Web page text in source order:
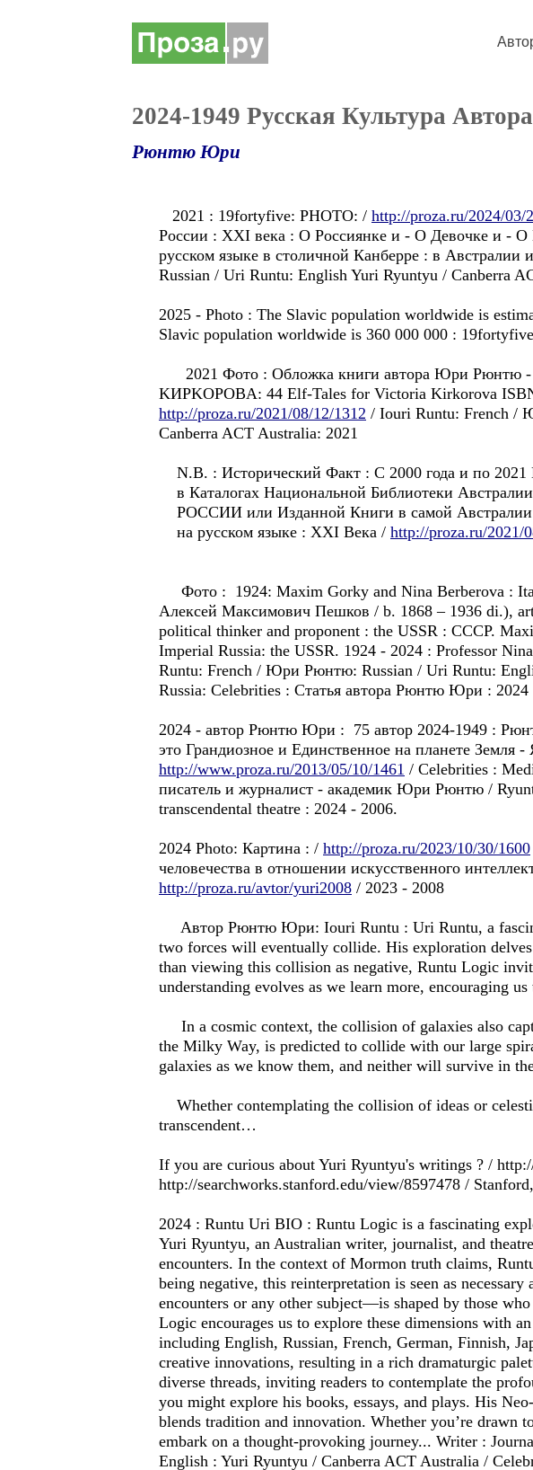
2024-1949 Русскaя Культура
Рюнтю Юри
2021 : 19fortyfive: PHOTO: / http://proza.ru/2024/03/
России : XXI века : О Россиянке и - О Девочке и -
русском языке в столичной Канберре : в
Russian / Uri Runtu: English Yuri Ryuntyu / Canberra
2025 - Photo : The Slavic population worldwide is
Slavic population worldwide is 360 000 000 :
2021 Фото : Обложка книги автора Юри Рюнтю
KИPKOPOBA: 44 Elf-Tales for Victoria Kirkorova
http://proza.ru/2021/08/12/1312 / Iouri Runtu: French /
Canberra ACT Australia: 2021
N.B. : Исторический Факт : С 2000 года и по
в Каталогах Национальной Библиотеки
РОССИИ или Изданной Книги в самой Австралии
на русском языке : XXI Века / http://proza.ru/2021/
Фото : 1924: Maxim Gorky and Nina Berberova :
Алексей Максимович Пешков / b. 1868 – 1936 di.),
political thinker and proponent : the USSR : CCCP.
Imperial Russia: the USSR. 1924 - 2024 : Professor
Runtu: French / Юри Рюнтю: Russian / Uri Runtu:
Russia: Celebrities : Статья автора Рюнтю Юри : 2024
2024 - автор Рюнтю Юри : 75 автор 2024-1949 :
это Грандиозное и Единственное на планете
http://www.proza.ru/2013/05/10/1461 / Celebrities :
писатель и журналист - академик Юри Рюнтю /
transcendental theatre : 2024 - 2006.
2024 Photo: Картина : / http://proza.ru/2023/10/30/1600
человечества в отношении искусственного
http://proza.ru/avtor/yuri2008 / 2023 - 2008
Aвтор Рюнтю Юри: Iouri Runtu : Uri Runtu, a
two forces will eventually collide. His exploration
than viewing this collision as negative, Runtu Logic
understanding evolves as we learn more, encouraging
In a cosmic context, the collision of galaxies also
the Milky Way, is predicted to collide with our large
galaxies as we know them, and neither will survive in
Whether contemplating the collision of ideas or
transcendent…
If you are curious about Yuri Ryuntyu's writings ? /
http://searchworks.stanford.edu/view/8597478 /
2024 : Runtu Uri BIO : Runtu Logic is a fascinating
Yuri Ryuntyu, an Australian writer, journalist, and
encounters. In the context of Mormon truth claims,
being negative, this reinterpretation is seen as
encounters or any other subject—is shaped by those
Logic encourages us to explore these dimensions with
including English, Russian, French, German, Finnish,
creative innovations, resulting in a rich dramaturgic
diverse threads, inviting readers to contemplate the
you might explore his books, essays, and plays. His
blends tradition and innovation. Whether you’re
embark on a thought-provoking journey... Writer :
English : Yuri Ryuntyu / Canberra ACT Australia /